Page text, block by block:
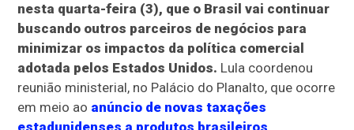
nesta quarta-feira (3), que o Brasil vai continuar
buscando outros parceiros de negócios para
minimizar os impactos da política comercial
adotada pelos Estados Unidos. Lula coordenou
reunião ministerial, no Palácio do Planalto, que ocorre
em meio ao anúncio de novas taxações